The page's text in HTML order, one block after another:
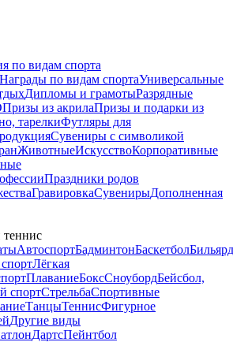
по видам спорта
Награды по видам спортаУниверсальные
Дипломы и грамотыРазрядные
Призы из акрилаПризы и подарки из
тарелкиФутляры для
Сувениры с символикой
ЖивотныеИскусствоКорпоративные
Праздники родов
ГравировкаСувенирыДополненная
АвтоспортБадминтонБаскетболБильярд
Лёгкая
ПлаваниеБоксСноубордБейсбол,
спортСтрельбаСпортивные
ТанцыТеннисФигурное
Другие виды
ДартсПейнтбол